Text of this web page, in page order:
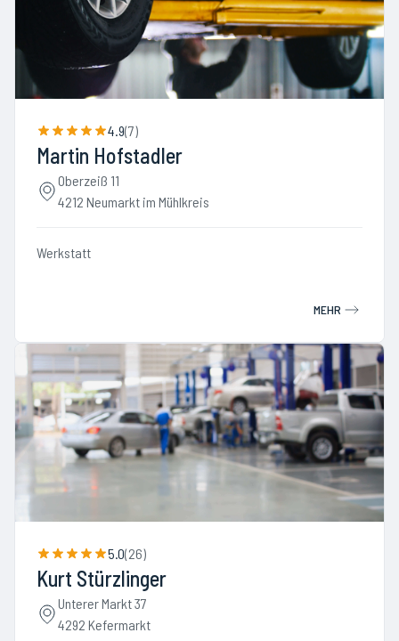
4.9(7)
Martin Hofstadler
Oberzeiß 11
4212 Neumarkt im Mühlkreis
Werkstatt
MEHR
5.0(26)
Kurt Stürzlinger
Unterer Markt 37
4292 Kefermarkt